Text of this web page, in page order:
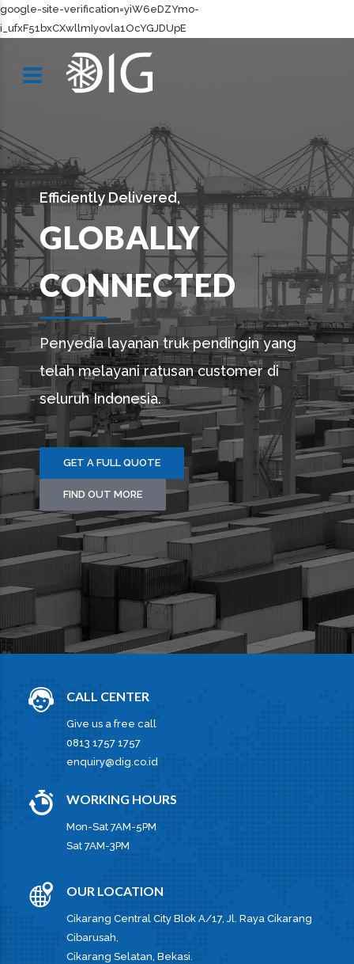
google-site-verification=yiW6eDZYmo-
i_ufxF51bxCXwllmIyovla1OcYGJDUpE
Efficiently Delivered,
GLOBALLY
CONNECTED
Penyedia layanan truk pendingin yang
telah melayani ratusan customer di
seluruh Indonesia.
GET A FULL QUOTE
FIND OUT MORE
CALL CENTER
Give us a free call
0813 1757 1757
enquiry@dig.co.id
WORKING HOURS
Mon-Sat 7AM-5PM
Sat 7AM-3PM
OUR LOCATION
Cikarang Central City Blok A/17, Jl. Raya Cikarang
Cibarusah,
Cikarang Selatan, Bekasi.